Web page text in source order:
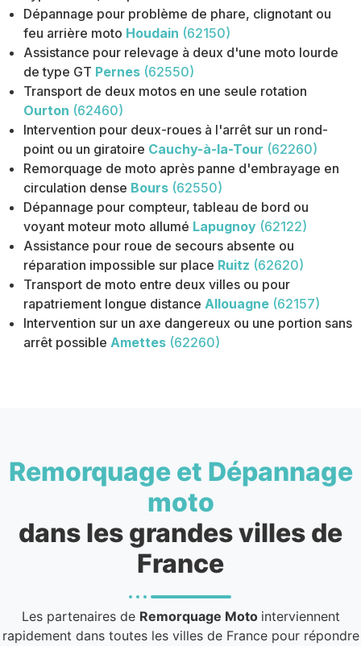
Dépannage pour problème de phare, clignotant ou
feu arrière moto Houdain (62150)
Assistance pour relevage à deux d'une moto lourde
de type GT Pernes (62550)
Transport de deux motos en une seule rotation
Ourton (62460)
Intervention pour deux-roues à l'arrêt sur un rond-
point ou un giratoire Cauchy-à-la-Tour (62260)
Remorquage de moto après panne d'embrayage en
circulation dense Bours (62550)
Dépannage pour compteur, tableau de bord ou
voyant moteur moto allumé Lapugnoy (62122)
Assistance pour roue de secours absente ou
réparation impossible sur place Ruitz (62620)
Transport de moto entre deux villes ou pour
rapatriement longue distance Allouagne (62157)
Intervention sur un axe dangereux ou une portion sans
arrêt possible Amettes (62260)
Remorquage et Dépannage
moto
dans les grandes villes de
France
Les partenaires de Remorquage Moto interviennent
rapidement dans toutes les villes de France pour répondre